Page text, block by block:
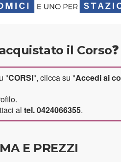
il Corso❓
"CORSI", clicca su "Accedi ai
al tel. 0424066355.
E PREZZI